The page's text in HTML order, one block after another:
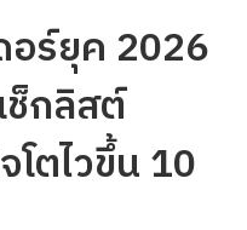
อร์ยุค 2026
ช็กลิสต์
ตไวขึ้น 10